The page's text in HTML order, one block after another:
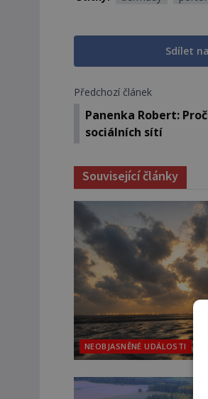
Sdílet
Předchozí článek
Panenka Robert:
sociálních sítí
Související články
NEOBJASNĚNÉ UDÁLOSTI